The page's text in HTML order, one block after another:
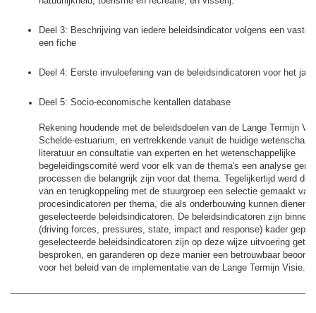
Deel 3: Beschrijving van iedere beleidsindicator volgens een vaste
een fiche
Deel 4: Eerste invuloefening van de beleidsindicatoren voor het jaar
Deel 5: Socio-economische kentallen database
Rekening houdende met de beleidsdoelen van de Lange Termijn
Schelde-estuarium, en vertrekkende vanuit de huidige
literatuur en consultatie van experten en het wetenschappelijke
begeleidingscomité werd voor elk van de thema's een analyse
processen die belangrijk zijn voor dat thema. Tegelijkertijd werd
van en terugkoppeling met de stuurgroep een selectie gemaakt van
procesindicatoren per thema, die als onderbouwing kunnen dienen
geselecteerde beleidsindicatoren. De beleidsindicatoren zijn binnen
(driving forces, pressures, state, impact and response) kader
geselecteerde beleidsindicatoren zijn op deze wijze uitvoering
besproken, en garanderen op deze manier een betrouwbaar
voor het beleid van de implementatie van de Lange Termijn Visie.